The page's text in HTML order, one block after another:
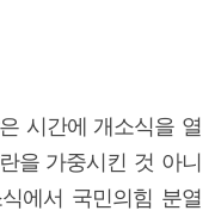
시간에 개소식을 열
을 가중시킨 것 아니
에서 국민의힘 분열